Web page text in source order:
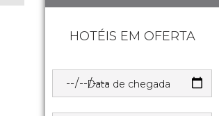
HOTÉIS EM OFERTA
Data de chegada